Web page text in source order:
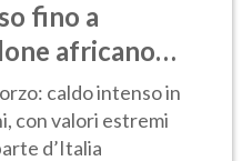
fino a
africano
caldo intenso in
con valori estremi
d’Italia